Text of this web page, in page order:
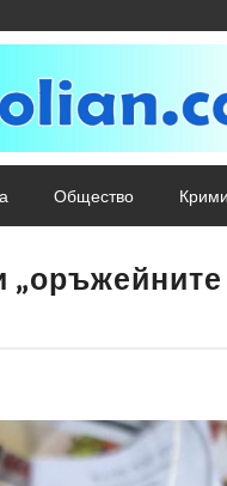
Общество